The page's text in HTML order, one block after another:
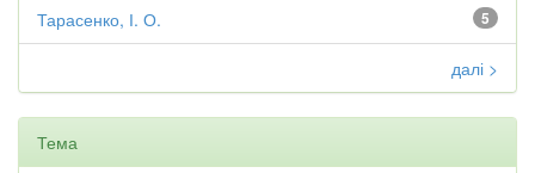
5
Тарасенко, І. О.
далі >
Тема